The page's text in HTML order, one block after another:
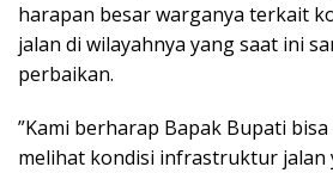
harapan besar warganya terkait
jalan di wilayahnya yang saat ini
perbaikan.
​”Kami berharap Bapak Bupati
melihat kondisi infrastruktur jalan